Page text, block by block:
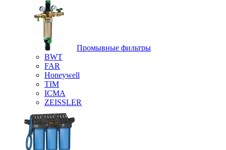
Промывные фильтры
BWT
FAR
Honeywell
TIM
ICMA
ZEISSLER